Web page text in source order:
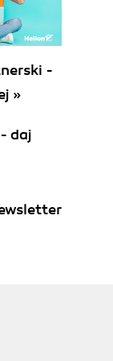
pomiaru
aby
przepaleń
pełny
obszar
-
»
daj